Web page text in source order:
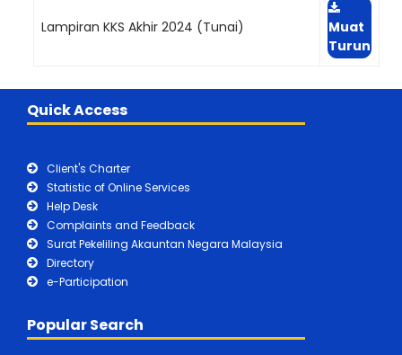
Lampiran KKS Akhir 2024 (Tunai)
Muat
Turun
Quick Access
Client's Charter
Statistic of Online Services
Help Desk
Complaints and Feedback
Surat Pekeliling Akauntan Negara Malaysia
Directory
e-Participation
Popular Search